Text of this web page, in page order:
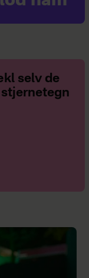
selv de
stjernetegn